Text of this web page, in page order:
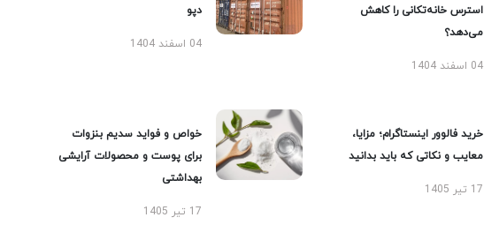
استرس خانه‌تکانی را کاهش
می‌دهد؟
04 اسفند 1404
دپو
04 اسفند 1404
خرید فالوور اینستاگرام؛ مزایا،
معایب و نکاتی که باید بدانید
17 تیر 1405
خواص و فواید سدیم بنزوات
برای پوست و محصولات آرایشی
بهداشتی
17 تیر 1405